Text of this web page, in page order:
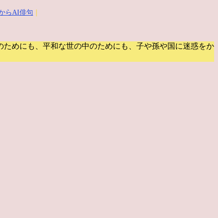
らAI俳句
ためにも、平和な世の中のためにも、子や孫や国に迷惑をか